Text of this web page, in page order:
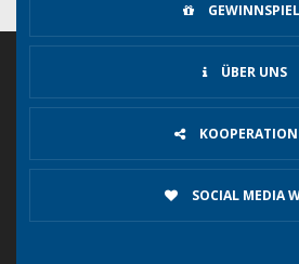
ÜBER UNS
SOCIAL MEDIA